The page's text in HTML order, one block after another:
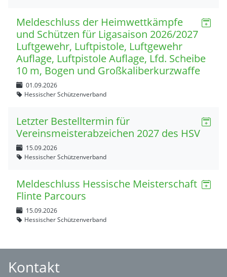
Meldeschluss der Heimwettkämpfe
und Schützen für Ligasaison 2026/2027
Luftgewehr, Luftpistole, Luftgewehr
Auflage, Luftpistole Auflage, Lfd. Scheibe
10 m, Bogen und Großkaliberkurzwaffe
01.09.2026
Hessischer Schützenverband
Letzter Bestelltermin für
Vereinsmeisterabzeichen 2027 des HSV
15.09.2026
Hessischer Schützenverband
Meldeschluss Hessische Meisterschaft
Flinte Parcours
15.09.2026
Hessischer Schützenverband
Kontakt